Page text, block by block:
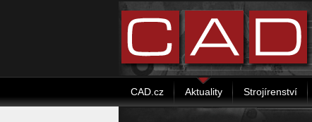
CAD.cz Aktuality Strojírenství